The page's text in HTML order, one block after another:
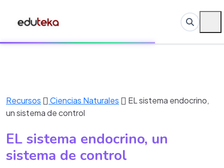
Recursos Ciencias Naturales
EL sistema endocrino,
un sistema de control
EL sistema endocrino, un
sistema de control